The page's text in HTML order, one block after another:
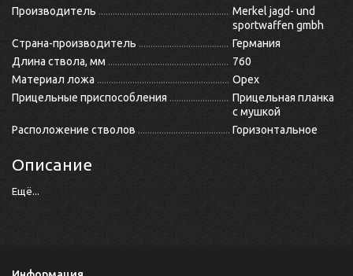
Производитель
Merkel jagd- und
sportwaffen gmbh
Страна-производитель
Германия
Длина ствола, мм
760
Материал ложа
Орех
Прицельные приспособления
Прицельная планка
с мушкой
Расположение стволов
Горизонтальное
Описание
Ещё...